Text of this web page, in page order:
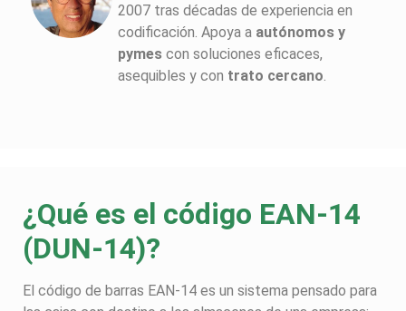
2007 tras décadas de experiencia en
codificación. Apoya a autónomos y
pymescon soluciones eficaces,
asequibles y con trato cercano.
¿Qué es el código EAN-14
(DUN-14)?
El código de barras EAN-14 es un sistema pensado para